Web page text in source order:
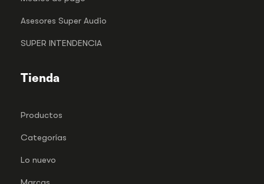
Asesores Super Audio
SUPER INTENDENCIA
Tienda
Productos
Categorías
Lo nuevo